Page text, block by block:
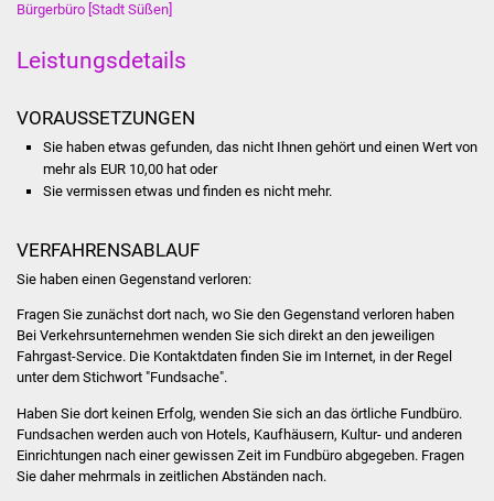
Stadtinfo
Projekte
Schulentwicklung Bizet
Sanierung Hallenbad
Sanierung Bizethalle
Bürgerbüro [Stadt Süßen]
Leistungsdetails
VORAUSSETZUNGEN
Sie haben etwas gefunden, das nicht Ihnen gehört und einen Wert von
mehr als EUR 10,00 hat oder
Sie vermissen etwas und finden es nicht mehr.
VERFAHRENSABLAUF
Sie haben einen Gegenstand verloren:
Fragen Sie zunächst dort nach, wo Sie den Gegenstand verloren haben
Bei Verkehrsunternehmen wenden Sie sich direkt an den jeweiligen
Fahrgast-Service. Die Kontaktdaten finden Sie im Internet, in der Regel
unter dem Stichwort "Fundsache".
Haben Sie dort keinen Erfolg, wenden Sie sich an das örtliche Fundbüro.
Fundsachen werden auch von Hotels, Kaufhäusern, Kultur- und anderen
Einrichtungen nach einer gewissen Zeit im Fundbüro abgegeben. Fragen
Sie daher mehrmals in zeitlichen Abständen nach.